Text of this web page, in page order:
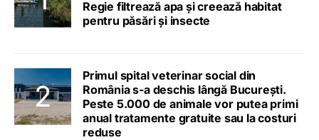
Regie filtrează apa și creează habitat
pentru păsări și insecte
Primul spital veterinar social din
România s-a deschis lângă București.
Peste 5.000 de animale vor putea primi
anual tratamente gratuite sau la costuri
reduse